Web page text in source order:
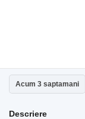
Acum 3 saptamani
Descriere